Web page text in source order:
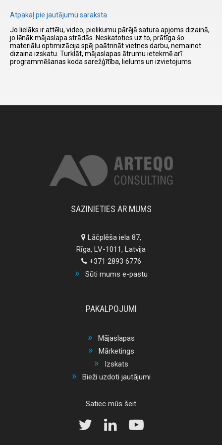
I have
read and
accept the
terms and
conditions
Atpakaļ pie jautājumu saraksta
Jo lielāks ir attēlu, video, pielikumu pārējā satura apjoms dizainā,
jo lēnāk mājaslapa strādās. Neskatoties uz to, prātīga šo
materiālu optimizācija spēj paātrināt vietnes darbu, nemainot
dizaina izskatu. Turklāt, mājaslapas ātrumu ietekmē arī
programmēšanas koda sarežģītība, lielums un izvietojums.
SAZINIETIES AR MUMS
Lāčplēša iela 87,
Rīga, LV-1011, Latvija
+371 2893 6776
Sūti mums e-pastu
PAKALPOJUMI
Mājaslapas
Mārketings
Izskats
Bieži uzdoti jautājumi
Satiec mūs šeit